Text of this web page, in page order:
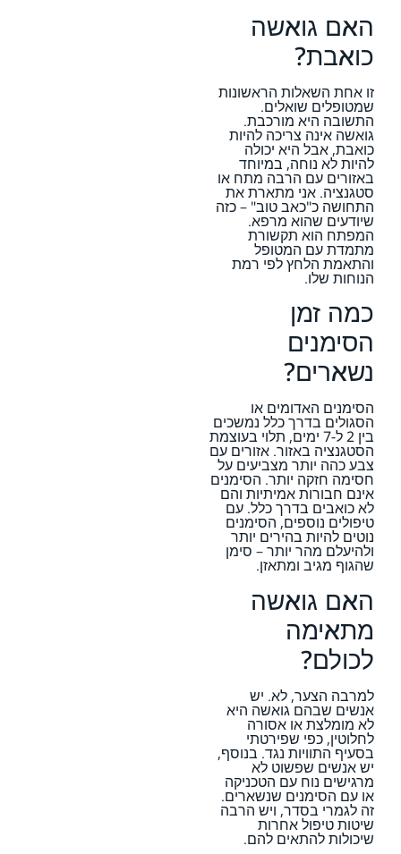
האם גואשה
כואבת?
זו אחת השאלות הראשונות
שמטופלים שואלים.
התשובה היא מורכבת.
גואשה אינה צריכה להיות
כואבת, אבל היא יכולה
להיות לא נוחה, במיוחד
באזורים עם הרבה מתח או
סטגנציה. אני מתארת את
התחושה כ"כאב טוב" – כזה
שיודעים שהוא מרפא.
המפתח הוא תקשורת
מתמדת עם המטופל
והתאמת הלחץ לפי רמת
הנוחות שלו.
כמה זמן
הסימנים
נשארים?
הסימנים האדומים או
הסגולים בדרך כלל נמשכים
בין 2 ל-7 ימים, תלוי בעוצמת
הסטגנציה באזור. אזורים עם
צבע כהה יותר מצביעים על
חסימה חזקה יותר. הסימנים
אינם חבורות אמיתיות והם
לא כואבים בדרך כלל. עם
טיפולים נוספים, הסימנים
נוטים להיות בהירים יותר
ולהיעלם מהר יותר – סימן
שהגוף מגיב ומתאזן.
האם גואשה
מתאימה
לכולם?
למרבה הצער, לא. יש
אנשים שבהם גואשה היא
לא מומלצת או אסורה
לחלוטין, כפי שפירטתי
בסעיף התוויות נגד. בנוסף,
יש אנשים שפשוט לא
מרגישים נוח עם הטכניקה
או עם הסימנים שנשארים.
זה לגמרי בסדר, ויש הרבה
שיטות טיפול אחרות
שיכולות להתאים להם.